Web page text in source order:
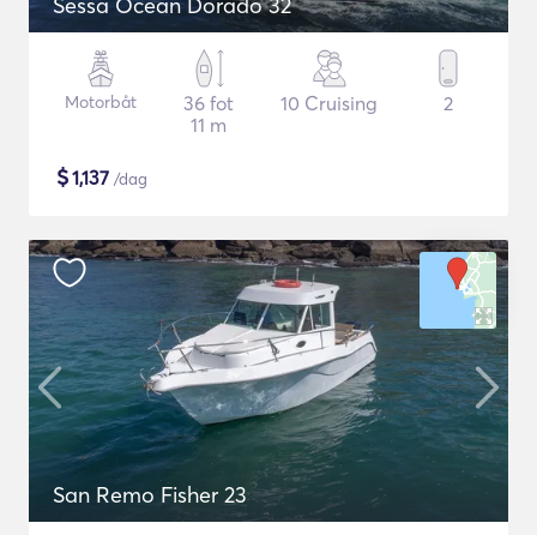
Motorbåt
36 fot
11 m
10 Cruising 2
$1,137 /dag
San Remo Fisher 23